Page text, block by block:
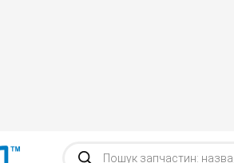
Products search